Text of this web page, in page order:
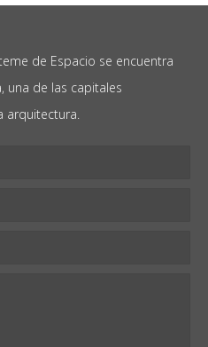
de Espacio se encuentra
una de las capitales
arquitectura.